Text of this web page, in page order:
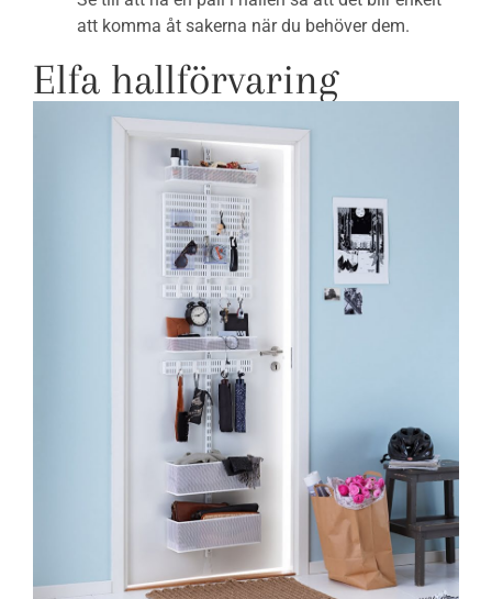
att komma åt sakerna när du behöver dem.
Elfa hallförvaring